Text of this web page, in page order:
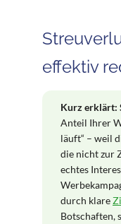
effektiv
Kurz erklärt:
Anteil Ihrer
läuft“ – weil
die nicht zur
echtes
durch klare
Botschaften,